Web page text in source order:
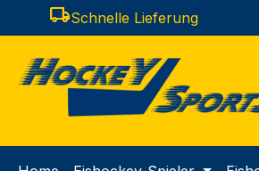
Hauptinhalt springen
Zur Suche springen
Zur Hauptnavigation springen
local_shippingSchnelle Lieferung